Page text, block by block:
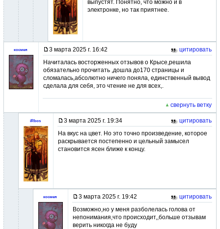
выпустят. Понятно, что можно и в
электронке, но так приятнее.
космея 3 марта 2025 г. 16:42
цитировать
Начиталась восторженных отзывов о Крысе,решила
обязательно прочитать ,дошла до170 страницы и
сломалась,абсолютно ничего поняла, единственный вывод
сделала для себя, это чтение не для всех,.
свернуть ветку
iRbos 3 марта 2025 г. 19:34
цитировать
На вкус на цвет. Но это точно произведение, которое
раскрывается постепенно и цельный замысел
становится ясен ближе к концу.
космея 3 марта 2025 г. 19:42
цитировать
Возможно,но у меня разболелась голова от
непонимания,что происходит,,больше отзывам
верить никогда не буду